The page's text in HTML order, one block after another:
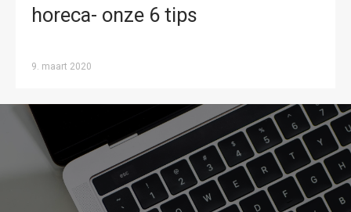
horeca- onze 6 tips
9. maart 2020